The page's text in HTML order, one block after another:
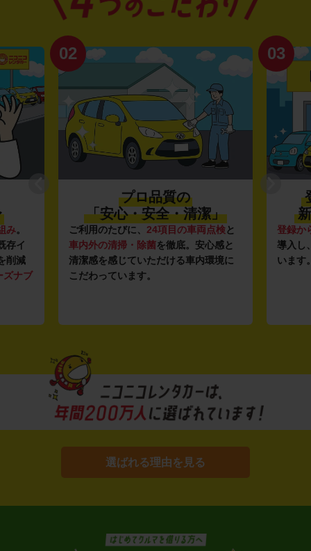
み。
存イ
削減
ズナブ
02
プロ品質の
「安心・安全・清潔」
ご利用のたびに、 24項目の車両点検と
車内外の清掃・除菌を徹底。安心感と
清潔感を感じていただける車内環境に
こだわっています。
03
登録か
導入し
います
選ばれる理由を見る